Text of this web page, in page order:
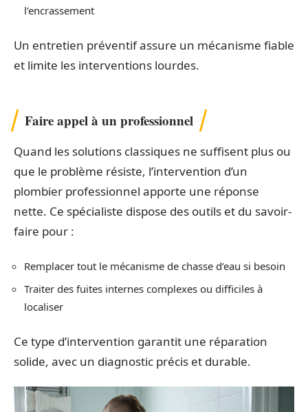
l’encrassement
Un entretien préventif assure un mécanisme fiable
et limite les interventions lourdes.
Faire appel à un professionnel
Quand les solutions classiques ne suffisent plus ou
que le problème résiste, l’intervention d’un
plombier professionnel apporte une réponse
nette. Ce spécialiste dispose des outils et du savoir-
faire pour :
Remplacer tout le mécanisme de chasse d’eau si besoin
Traiter des fuites internes complexes ou difficiles à
localiser
Ce type d’intervention garantit une réparation
solide, avec un diagnostic précis et durable.